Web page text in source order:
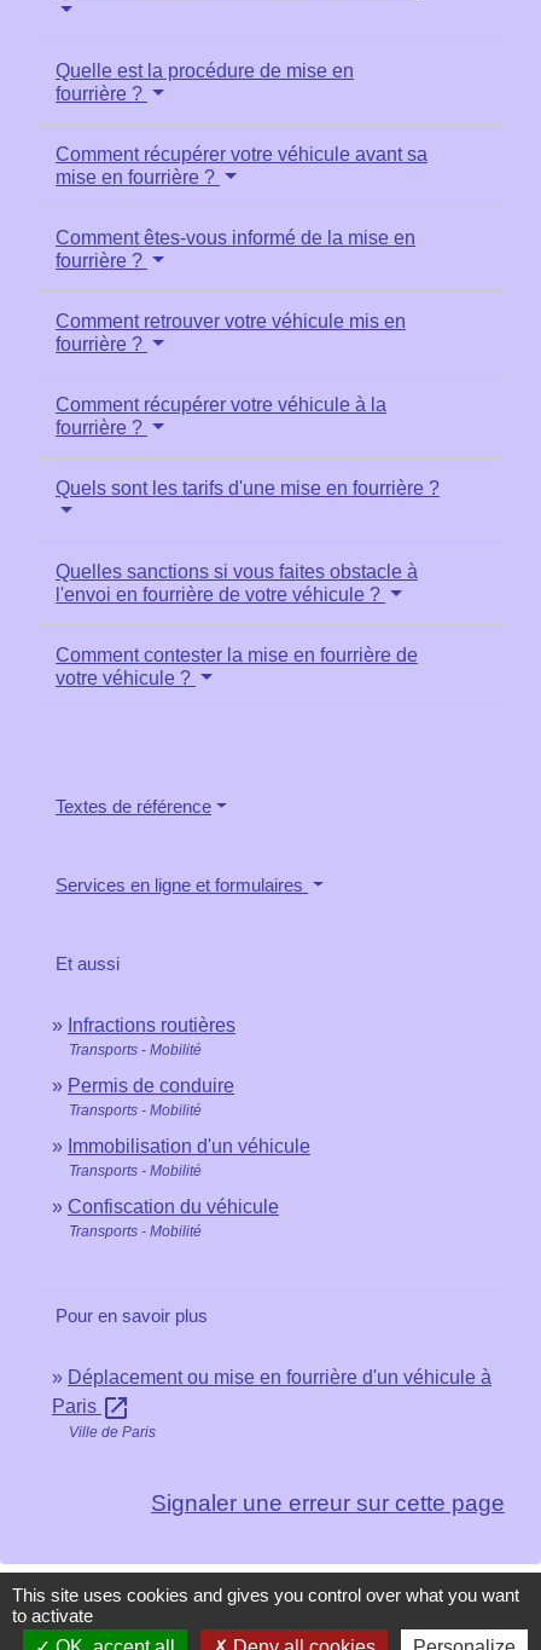
Quelle est la procédure de mise en
fourrière ?
Comment récupérer votre véhicule avant sa
mise en fourrière ?
Comment êtes-vous informé de la mise en
fourrière ?
Comment retrouver votre véhicule mis en
fourrière ?
Comment récupérer votre véhicule à la
fourrière ?
Quels sont les tarifs d'une mise en fourrière ?
Quelles sanctions si vous faites obstacle à
l'envoi en fourrière de votre véhicule ?
Comment contester la mise en fourrière de
votre véhicule ?
Textes de référence
Services en ligne et formulaires
Et aussi
Infractions routières
Transports - Mobilité
Permis de conduire
Transports - Mobilité
Immobilisation d'un véhicule
Transports - Mobilité
Confiscation du véhicule
Transports - Mobilité
Pour en savoir plus
Déplacement ou mise en fourrière d'un véhicule à
Paris open_in_new
Ville de Paris
Signaler une erreur sur cette page
Contacts
This site uses cookies and gives you control over what you want
to activate